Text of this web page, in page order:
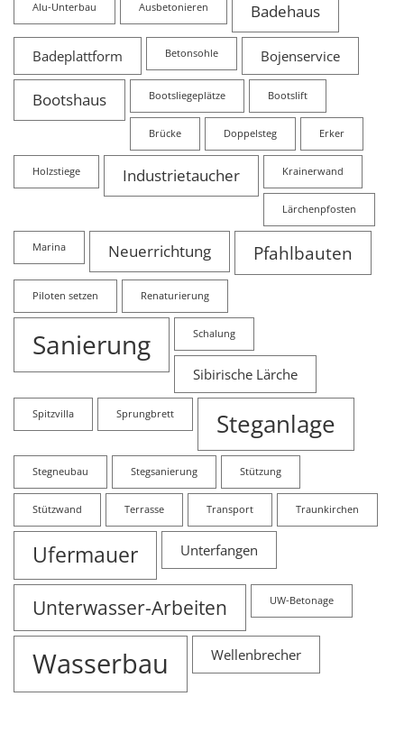
Alu-Unterbau Ausbetonieren Badehaus
Badeplattform Betonsohle Bojenservice
Bootshaus Bootsliegeplätze Bootslift
Brücke Doppelsteg Erker
Holzstiege Industrietaucher Krainerwand
Lärchenpfosten
Marina Neuerrichtung Pfahlbauten
Piloten setzen Renaturierung
Sanierung Schalung
Sibirische Lärche
Spitzvilla Sprungbrett Steganlage
Stegneubau Stegsanierung Stützung
Stützwand Terrasse Transport Traunkirchen
Ufermauer Unterfangen
Unterwasser-Arbeiten UW-Betonage
Wasserbau Wellenbrecher